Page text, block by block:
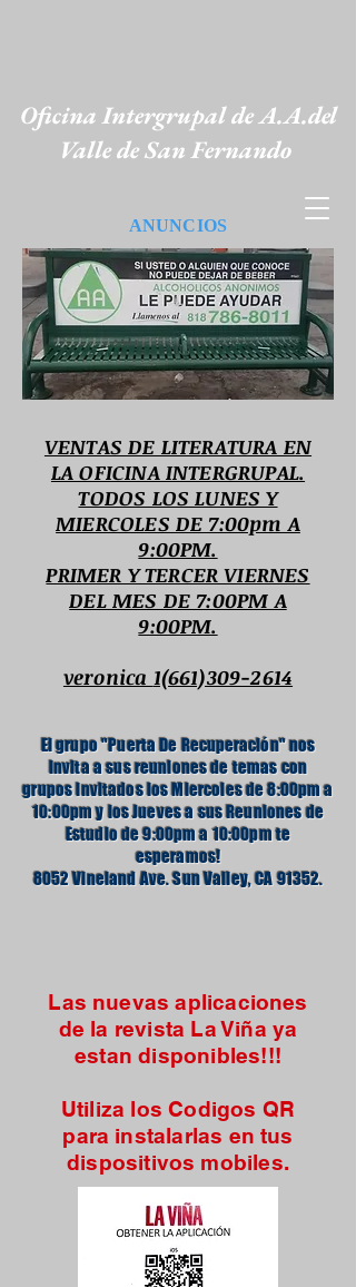
Oficina Intergrupal de A.A.del
Valle de San Fernando
ANUNCIOS
VENTAS DE LITERATURA EN
LA OFICINA INTERGRUPAL.
TODOS LOS LUNES Y
MIERCOLES DE 7:00pm A
9:00PM.
PRIMER Y TERCER VIERNES
DEL MES DE 7:00PM A
9:00PM.
veronica 1(661)309-2614
El grupo "Puerta De Recuperación"nos
invita a sus reuniones de temas con
grupos invitados los Miercoles de 8:00pm a
10:00pm y los Jueves a sus Reuniones de
Estudio de 9:00pm a 10:00pm te
esperamos!
8052 Vineland Ave. Sun Valley, CA 91352.
Las nuevas aplicaciones
de la revista La Viña ya
estan disponibles!!!
Utiliza los Codigos QR
para instalarlas en tus
dispositivos mobiles.